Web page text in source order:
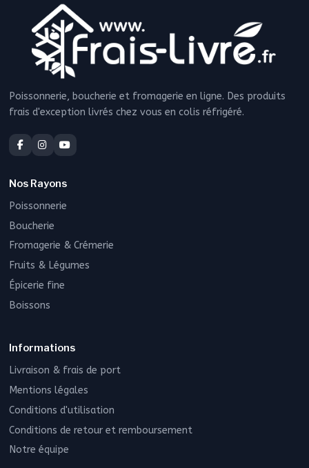
Poissonnerie, boucherie et fromagerie en ligne. Des produits
frais d'exception livrés chez vous en colis réfrigéré.
Nos Rayons
Poissonnerie
Boucherie
Fromagerie & Crémerie
Fruits & Légumes
Épicerie fine
Boissons
Informations
Livraison & frais de port
Mentions légales
Conditions d'utilisation
Conditions de retour et remboursement
Notre équipe